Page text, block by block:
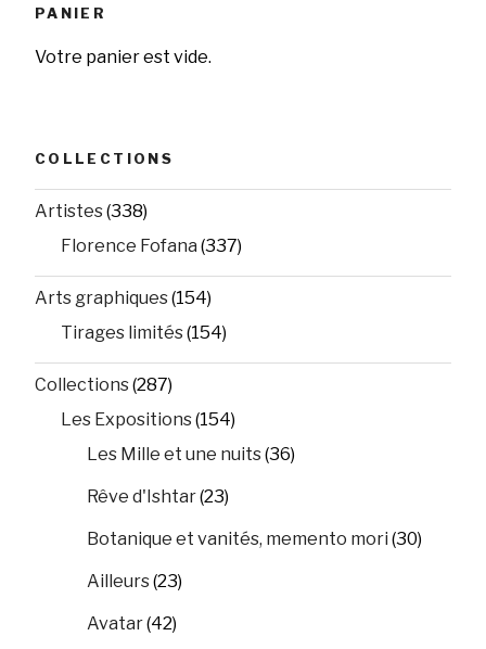
PANIER
Votre panier est vide.
COLLECTIONS
Artistes(338)
Florence Fofana (337)
Arts graphiques(154)
Tirages limités(154)
Collections(287)
Les Expositions(154)
Les Mille et une nuits(36)
Rêve d'Ishtar(23)
Botanique et vanités, memento mori (30)
Ailleurs(23)
Avatar(42)